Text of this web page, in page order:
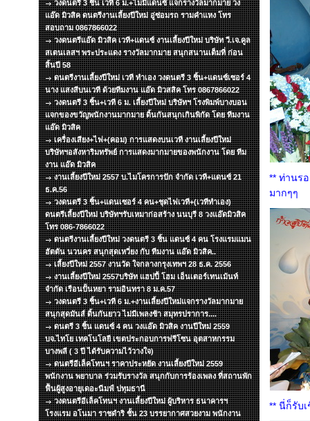
วงดนตรี 3 ชิ้น เวที 6 ม.+ไมมีแดนซ์ แจกรางวัลมากมาย วง
แอ๊ด มิวสิค ดนตรีงานเลี้ยงปีใหม่ อู่ซ่อมรถ รามคำแหง โทร
สอบถาม 0867866022
วงดนตรีแอ๊ด มิวสิค เวที+แดนซ์ งานเลี้ยงปีใหม่ บริษัท วี.เจ.คูล
สเตนเลสฯ พระประแดง รางวัลมากมาย สนุกสนานเต็มที่ ก่อน
สิ้นปี 58
ดนตรีงานเลี้ยงปีใหม่ เวที ทำเอง วงดนตรี 3 ชิ้น+แดนซ์เซอร์ 4
นาง แสงสีบนเวที ด้วยทีมงาน แอ๊ด มิวสสิค โทร 0867866022
วงดนตรี 3 ชิ้น+เวที 6 ม. เลี้ยงปีใหม่ บริษัทฯ โรงพิมพ์บางบอน
แจกของขวัญพนักงานมากมาย ดิ้นกันสนุกเกินพิกัด โดย ทีมงาน
แอ๊ด มิวสิค
เครื่องเสียง+ไฟ+(คอม) การแสดงบนเวที งานเลี้ยงปีใหม่
บริษัทฯอสังหาริมทรัพย์ การแสดงมากมายของพนักงาน โดย ทีม
งาน แอ๊ด มิวสิค
งานเลี้ยงปีใหม่ 2557 บ.ไมโครการปัก จำกัด เวที+แดนซ์ 21
ธ.ค.56
วงดนตรี 3 ชิ้น+แดนเซอร์ 4 คน+ชุดไฟเวที+(เวทีทำเอง)
ดนตรีเลี้ยงปีใหม่ บริษัทฯรับเหมาก่อสร้าง นนบุรี 8 วงแอ๊ดมิวสิค
โทร 086-7866022
ดนตรีงานเลี้ยงปีใหม่ วงดนตรี 3 ชิ้น แดนซ์ 4 คน โรงแรมแมน
ฮัตตัน นวนคร สนุกสุดเหวี่ยง กับ ทีมงาน แอ๊ด มิวสิค..
เลี้ยงปีใหม่ 2557 งานวัด ใจกลางกรุงเทพฯ 28 ธ.ค. 2556
งานเลี้ยงปีใหม่ 2557บริษัท แฮปปี้ โฮม เอ็นเตอร์เทนเม้นท์
จำกัด เรือนปั้นหยา รามอินทรา 8 ม.ค.57
วงดนตรี 3 ชิ้น+เวที 6 ม.+งานเลี้ยงปีใหม่แจกรางวัลมากมาย
สนุกสุดมันส์ ดิ้นกันยาว ไม่มีเพลงช้า สมุทรปราการ....
ดนตรี 3 ชิ้น แดนซ์ 4 คน วงแอ๊ด มิวสิค งานปีใหม่ 2559
บจ.ไทโย เทคโนโลยี เขตประกอบการฟรีโซน อุตสาหกรรม
บางพลี ( 3 ปี ได้รับความไว้วางใจ)
ดนตรีอีเล็คโทนฯ ราคาประหยัด งานเลี้ยงปีใหม่ 2559
พนักงาน พยาบาล ร่วมรับรางวัล สนุกกับการร้องเพลง ที่สถานพัก
ฟื้นผู้สูงอายุเดอะนีมฟ์ ปทุมธานี
วงดนตรีอีเล็คโทนฯ งานเลี้ยงปีใหม่ ผู้บริหาร ธนาคารฯ
โรงแรม อโนมา ราชดำริ ชั้น 23 บรรยากาศสวยงาม พนักงาน
** ท่านร
มากๆๆ
** นี่ก็รับ